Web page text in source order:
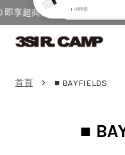
超商免運 馬上去下單！
首頁 › ■ BAYFIELDS
■